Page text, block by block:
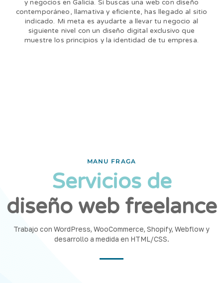
y negocios en Galicia. Si buscas una web con diseño
contemporáneo, llamativa y eficiente, has llegado al sitio
indicado. Mi meta es ayudarte a llevar tu negocio al
siguiente nivel con un diseño digital exclusivo que
muestre los principios y la identidad de tu empresa.
MANU FRAGA
Servicios de
diseño web freelance
Trabajo con WordPress, WooCommerce, Shopify, Webflow y
desarrollo a medida en HTML/CSS.